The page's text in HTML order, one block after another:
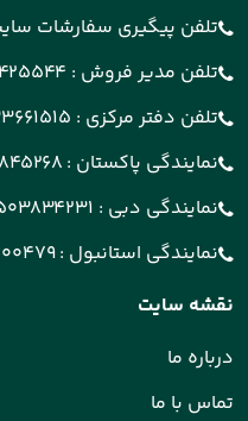
تلفن پیگیری سفارشات
تلفن مدیر فروش :
تلفن دفتر مرکزی :
نمایندگی پاکستان :
نمایندگی دبی :
نمایندگی استانبول :
نقشه سایت
درباره ما
تماس با ما